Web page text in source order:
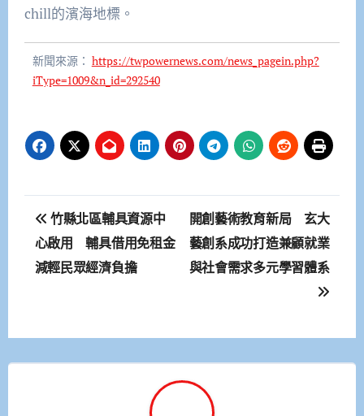
chill的濱海地標。
新聞來源： https://twpowernews.com/news_pagein.php?
iType=1009&n_id=292540
文
章
導
竹縣北區輔具資源中
心啟用 輔具借用免租金
減輕民眾經濟負擔
開創藝術教育新局 玄大
藝創系成功打造兼顧就業
與社會需求多元學習體系